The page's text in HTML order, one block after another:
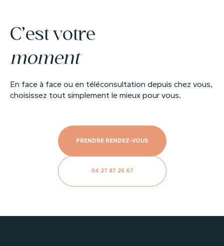
C’est votre
moment
En face à face ou en téléconsultation depuis chez vous,
choisissez tout simplement le mieux pour vous.
PRENDRE RENDEZ-VOUS
04 27 87 25 67